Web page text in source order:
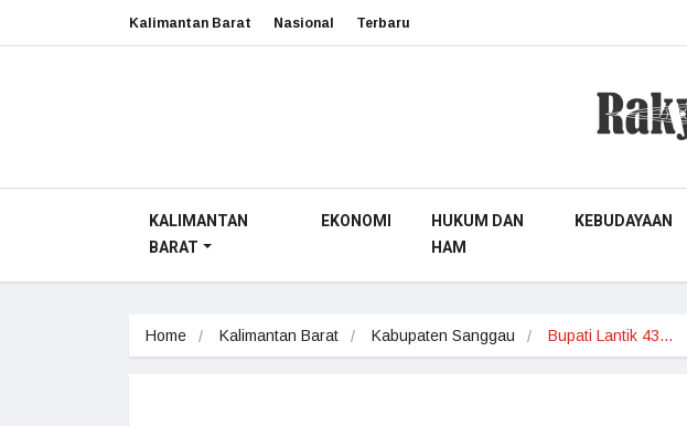
Kalimantan Barat Nasional Terbaru
KALIMANTAN
BARAT
EKONOMI
HUKUM DAN
HAM
KEBUDAYAAN
Home Kalimantan Barat Kabupaten Sanggau Bupati Lantik 43…